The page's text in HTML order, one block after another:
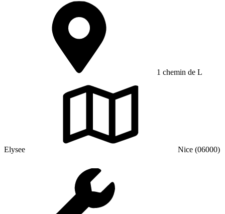
1 chemin de L
Elysee Nice (06000)